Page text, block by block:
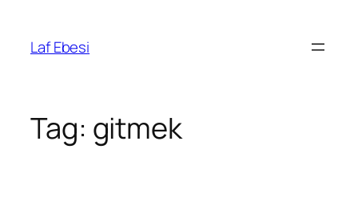
content
Laf Ebesi
Tag: gitmek